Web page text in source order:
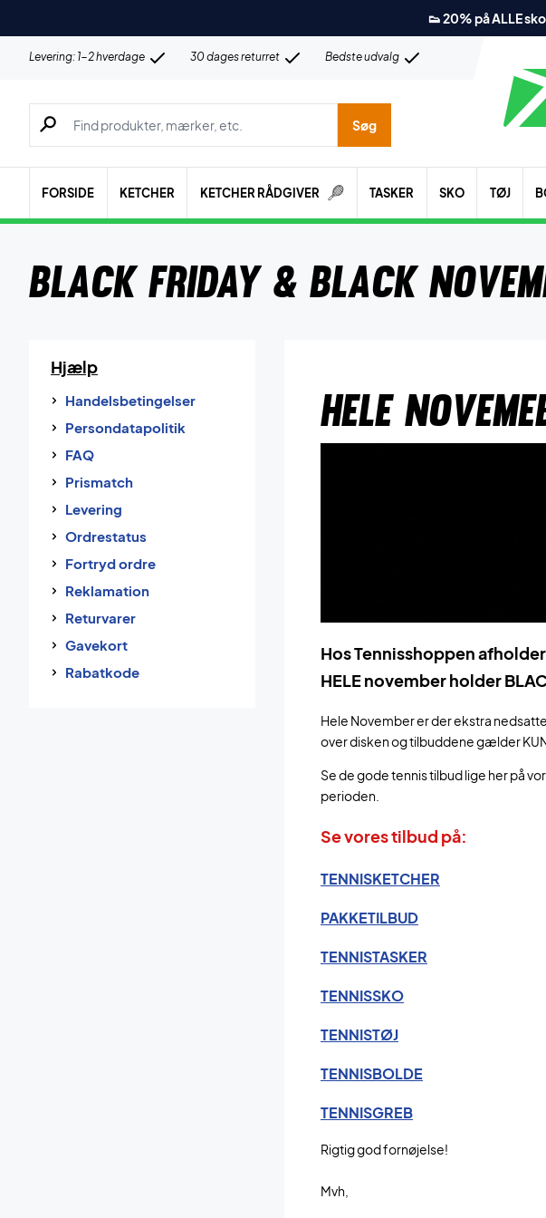
👟 20% på ALLE sko
Levering: 1-2 hverdage 30 dages returret Bedste udvalg
Søg efter produkter, mærker etc.
Søg
FORSIDE KETCHER KETCHER RÅDGIVER TASKER SKO TØJ
Black Friday & Black
Hjælp
Handelsbetingelser
Persondatapolitik
FAQ
Prismatch
Levering
Ordrestatus
Fortryd ordre
Reklamation
Returvarer
Gavekort
Rabatkode
HELE
Hos Tennisshoppen
HELE november holder
Hele November er der ekstra
over disken og tilbuddene gælder
Se de gode tennis tilbud lige her på
perioden.
Se vores tilbud på:
TENNISKETCHER
PAKKETILBUD
TENNISTASKER
TENNISSKO
TENNISTØJ
TENNISBOLDE
TENNISGREB
Rigtig god fornøjelse!
Mvh,